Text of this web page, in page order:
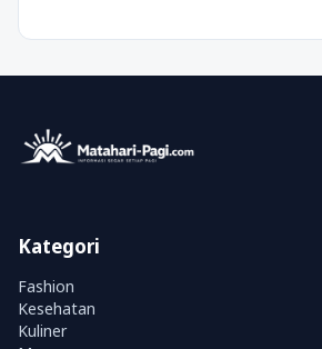
Kategori
Fashion
Kesehatan
Kuliner